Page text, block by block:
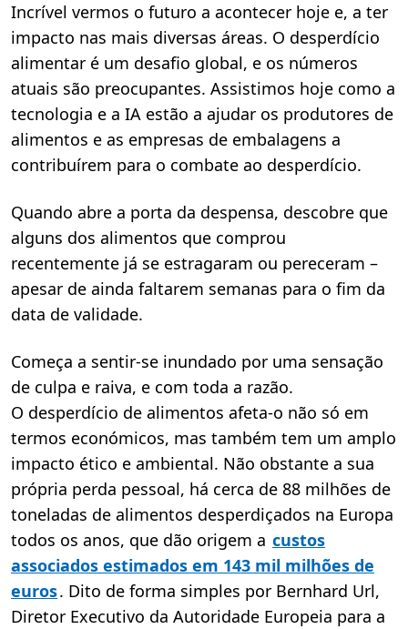
e
e
t
r
,
m
n
Incrível vermos o futuro a acontecer hoje e, a ter
impacto nas mais diversas áreas. O desperdício
alimentar é um desafio global, e os números
atuais são preocupantes. Assistimos hoje como a
tecnologia e a IA estão a ajudar os produtores de
alimentos e as empresas de embalagens a
contribuírem para o combate ao desperdício.
Quando abre a porta da despensa, descobre que
alguns dos alimentos que comprou
recentemente já se estragaram ou pereceram –
apesar de ainda faltarem semanas para o fim da
data de validade.
Começa a sentir-se inundado por uma sensação
de culpa e raiva, e com toda a razão.
O desperdício de alimentos afeta-o não só em
termos económicos, mas também tem um amplo
impacto ético e ambiental. Não obstante a sua
própria perda pessoal, há cerca de 88 milhões de
toneladas de alimentos desperdiçados na Europa
todos os anos, que dão origem a custos
associados estimados em 143 mil milhões de
euros. Dito de forma simples por Bernhard Url,
Diretor Executivo da Autoridade Europeia para a